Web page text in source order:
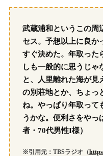
武蔵浦和というこの周
セス。予想以上に良か
すぐ決めた。年取った
しも一般的に思うじゃ
と、人里離れた海が見
の別荘地とか、ちょっ
ね。やっぱり年取って
うかな。便利さをやっ
者・70代男性I様）
※引用元：TBSラジオ（